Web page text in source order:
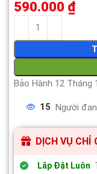
Đèn LED thay đổi
590.000 ₫
Bảo Hành 12 Tháng
15 Người
DỊCH VỤ CHỈ
Lắp Đặt Luôn